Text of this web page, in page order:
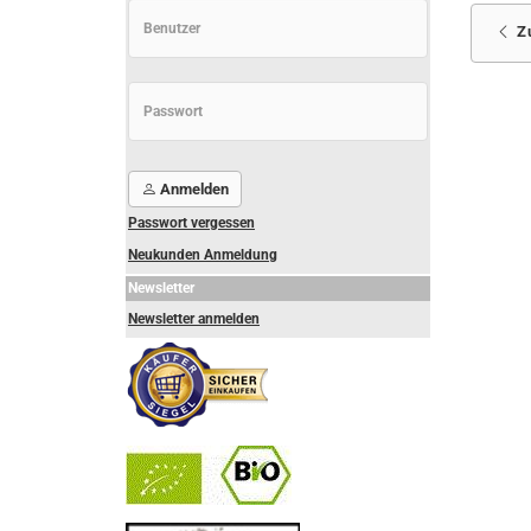
Anmelden
Passwort vergessen
Neukunden Anmeldung
Newsletter
Newsletter anmelden